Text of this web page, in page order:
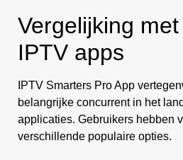
Vergelijking
IPTV apps
IPTV Smarters Pro App
belangrijke concurrent in het
applicaties. Gebruikers hebben
verschillende populaire opties.